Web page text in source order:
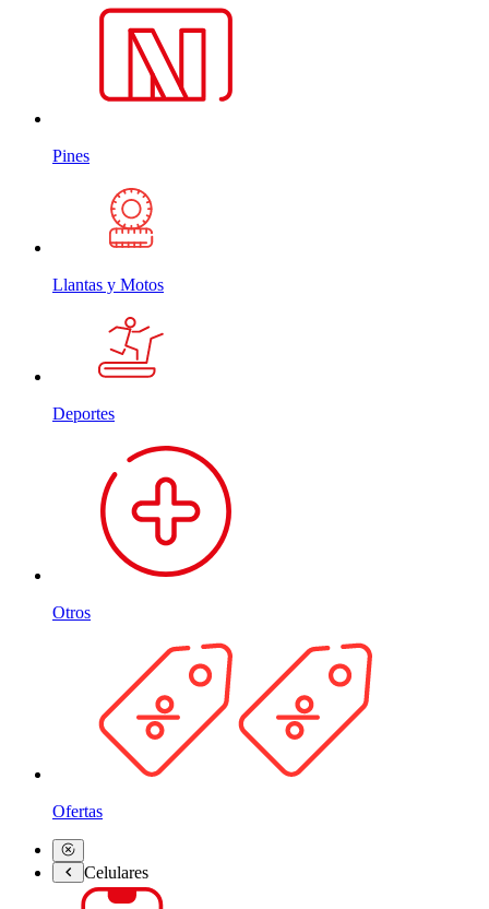
Pines
Llantas y Motos
Deportes
Otros
Ofertas
Celulares